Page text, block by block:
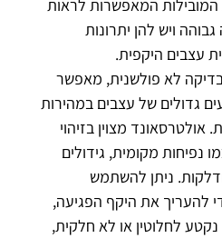
המובילות המאפשרות לראות
ויש להן יתרונות
עצבים היקפית.
לא פולשנית, מאפשר
גדולים של עצבים במהירות
אולטרסאונד מצוין בזיהוי
נפיחות מקומית, גידולים
ניתן להשתמש
להעריך את היקף הפגיעה,
לחלוטין או לא חלקית,